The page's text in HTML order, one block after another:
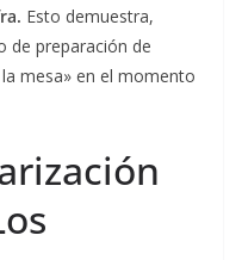
Esto demuestra,
de preparación de
mesa» en el momento